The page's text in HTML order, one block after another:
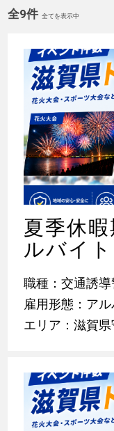
全9件 全てを表示中
夏季休
ルバイト
職種：交通誘
雇用形態：ア
エリア：滋賀